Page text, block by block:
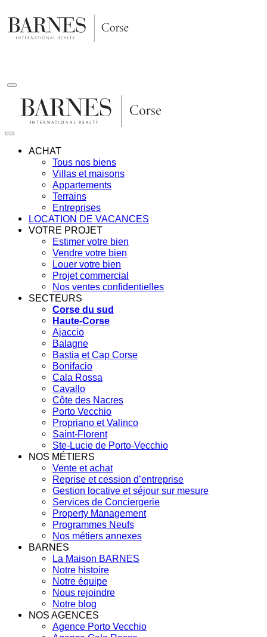
au
contenu
ACHAT
Tous nos biens
Villas et maisons
Appartements
Terrains
Entreprises
LOCATION DE VACANCES
VOTRE PROJET
Estimer votre bien
Vendre votre bien
Louer votre bien
Projet commercial
Nos ventes confidentielles
SECTEURS
Corse du sud
Haute-Corse
Ajaccio
Balagne
Bastia et Cap Corse
Bonifacio
Cala Rossa
Cavallo
Côte des Nacres
Porto Vecchio
Propriano et Valinco
Saint-Florent
Ste-Lucie de Porto-Vecchio
NOS MÉTIERS
Vente et achat
Reprise et cession d’entreprise
Gestion locative et séjour sur mesure
Services de Conciergerie
Property Management
Programmes Neufs
Nos métiers annexes
BARNES
La Maison BARNES
Notre histoire
Notre équipe
Nous rejoindre
Notre blog
NOS AGENCES
Agence Porto Vecchio